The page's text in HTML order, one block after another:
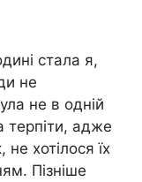
стала я,
не
не в одній
терпіти, адже
не хотілося їх
Пізніше